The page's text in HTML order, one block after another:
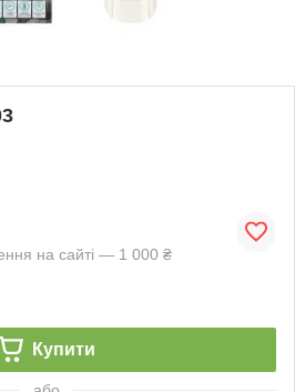
на сайті — 1 000 ₴
Купити